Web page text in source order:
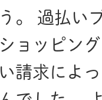
う。 過払い
ショッピン
い請求によ